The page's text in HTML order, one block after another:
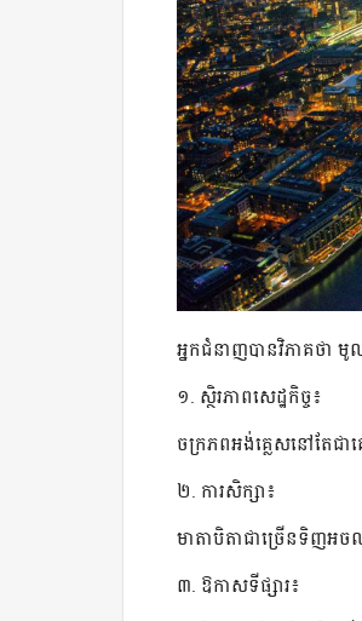
អ្នកជំនាញបានវិភាគថា
១. ស្ថិរភាពសេដ្ឋកិច្ច៖
ចក្រភពអង់គ្លេសនៅតែជា
២. ការសិក្សា៖
មាតាបិតាជាច្រើនទិញអ
៣. ឱកាសទីផ្សារ៖